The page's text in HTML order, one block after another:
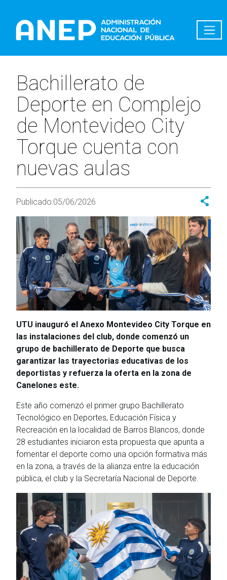
Bachillerato de
Deporte en Complejo
de Montevideo City
Torque cuenta con
nuevas aulas
Publicado:05/06/2026
UTU inauguró el Anexo Montevideo City Torque en
las instalaciones del club, donde comenzó un
grupo de bachillerato de Deporte que busca
garantizar las trayectorias educativas de los
deportistas y refuerza la oferta en la zona de
Canelones este.
Este año comenzó el primer grupo Bachillerato
Tecnológico en Deportes, Educación Física y
Recreación en la localidad de Barros Blancos, donde
28 estudiantes iniciaron esta propuesta que apunta a
fomentar el deporte como una opción formativa más
en la zona, a través de la alianza entre la educación
pública, el club y la Secretaría Nacional de Deporte.